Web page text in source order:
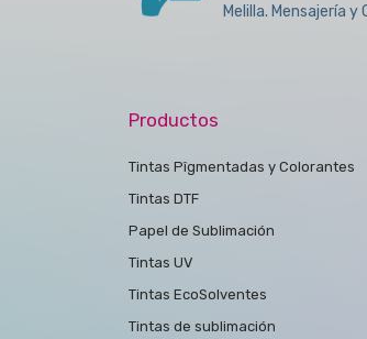
Melilla. Mensajería y
Productos
Tintas Pîgmentadas y Colorantes
Tintas DTF
Papel de Sublimación
Tintas UV
Tintas EcoSolventes
Tintas de sublimación